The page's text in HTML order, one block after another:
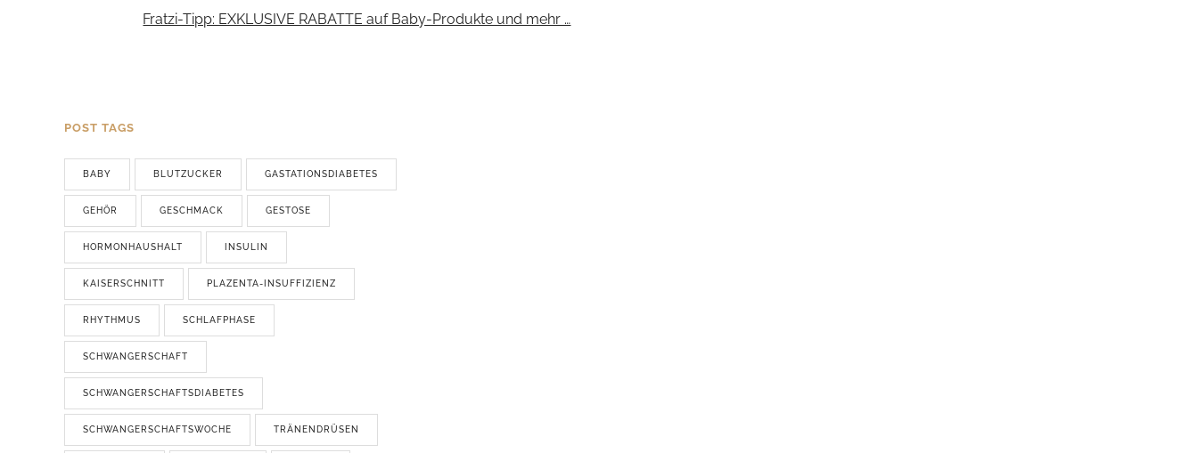
Fratzi-Tipp: EXKLUSIVE RABATTE auf Baby-Produkte und mehr …
POST TAGS
BABY BLUTZUCKER GASTATIONSDIABETES
GEHÖR GESCHMACK GESTOSE
HORMONHAUSHALT INSULIN
KAISERSCHNITT PLAZENTA-INSUFFIZIENZ
RHYTHMUS SCHLAFPHASE
SCHWANGERSCHAFT
SCHWANGERSCHAFTSDIABETES
SCHWANGERSCHAFTSWOCHE TRÄNENDRÜSEN